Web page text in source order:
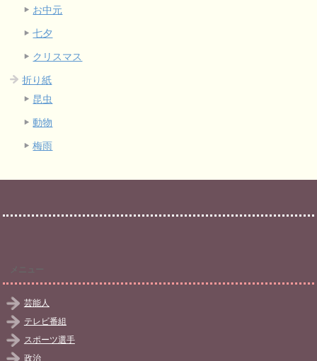
お中元
七夕
クリスマス
折り紙
昆虫
動物
梅雨
芸能人
テレビ番組
スポーツ選手
政治